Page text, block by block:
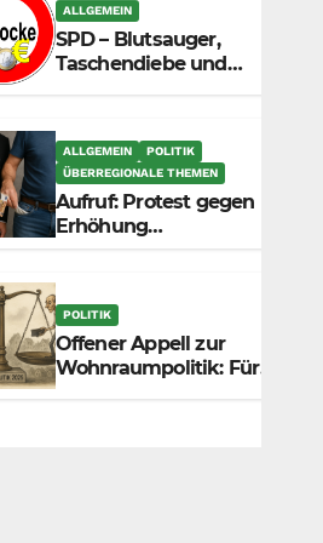
zunehmend unter die
Räder.
ALLGEMEIN
SPD – Blutsauger,
Taschendiebe und
ALLGEMEIN
POLITIK
ÜBERREGIONALE THEMEN
Aufruf: Protest gegen
Erhöhung
POLITIK
Offener Appell zur
Wohnraumpolitik: Für
mehr Fairness